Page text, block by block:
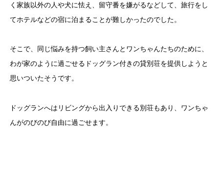
く家族以外の人や犬に怯え、留守番を嫌がるなどして、旅行をし
てホテルなどの宿に泊まることが難しかったのでした。
そこで、同じ悩みを持つ飼い主さんとワンちゃんたちのために、
わが家のように過ごせるドッグラン付きの貸別荘を提供しようと
思いついたそうです。
ドッグランへはリビングから出入りできる別荘もあり、ワンちゃ
んがのびのび自由に過ごせます。